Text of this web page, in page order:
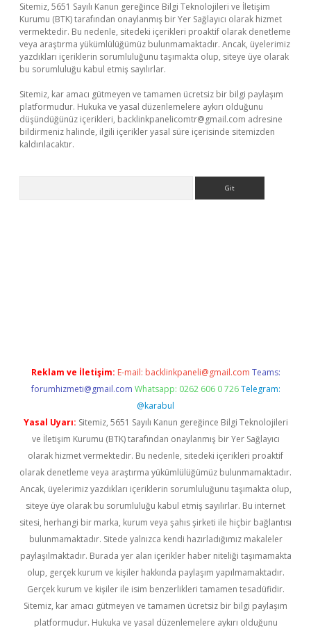
Sitemiz, 5651 Sayılı Kanun gereğince Bilgi Teknolojileri ve İletişim
Kurumu (BTK) tarafından onaylanmış bir Yer Sağlayıcı olarak hizmet
vermektedir. Bu nedenle, sitedeki içerikleri proaktif olarak denetleme
veya araştırma yükümlülüğümüz bulunmamaktadır. Ancak, üyelerimiz
yazdıkları içeriklerin sorumluluğunu taşımakta olup, siteye üye olarak
bu sorumluluğu kabul etmiş sayılırlar.
Sitemiz, kar amacı gütmeyen ve tamamen ücretsiz bir bilgi paylaşım
platformudur. Hukuka ve yasal düzenlemelere aykırı olduğunu
düşündüğünüz içerikleri, backlinkpanelicomtr@gmail.com adresine
bildirmeniz halinde, ilgili içerikler yasal süre içerisinde sitemizden
kaldırılacaktır.
Reklam ve İletişim: E-mail: backlinkpaneli@gmail.com Teams:
forumhizmeti@gmail.com Whatsapp: 0262 606 0 726 Telegram:
@karabul
Yasal Uyarı: Sitemiz, 5651 Sayılı Kanun gereğince Bilgi Teknolojileri
ve İletişim Kurumu (BTK) tarafından onaylanmış bir Yer Sağlayıcı
olarak hizmet vermektedir. Bu nedenle, sitedeki içerikleri proaktif
olarak denetleme veya araştırma yükümlülüğümüz bulunmamaktadır.
Ancak, üyelerimiz yazdıkları içeriklerin sorumluluğunu taşımakta olup,
siteye üye olarak bu sorumluluğu kabul etmiş sayılırlar. Bu internet
sitesi, herhangi bir marka, kurum veya şahıs şirketi ile hiçbir bağlantısı
bulunmamaktadır. Sitede yalnızca kendi hazırladığımız makaleler
paylaşılmaktadır. Burada yer alan içerikler haber niteliği taşımamakta
olup, gerçek kurum ve kişiler hakkında paylaşım yapılmamaktadır.
Gerçek kurum ve kişiler ile isim benzerlikleri tamamen tesadüfidir.
Sitemiz, kar amacı gütmeyen ve tamamen ücretsiz bir bilgi paylaşım
platformudur. Hukuka ve yasal düzenlemelere aykırı olduğunu